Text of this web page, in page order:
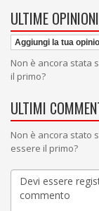
ULTIME
Aggiungi la tua
Non è ancora stata
il primo?
ULTIMI
Non è ancora stato
essere il primo?